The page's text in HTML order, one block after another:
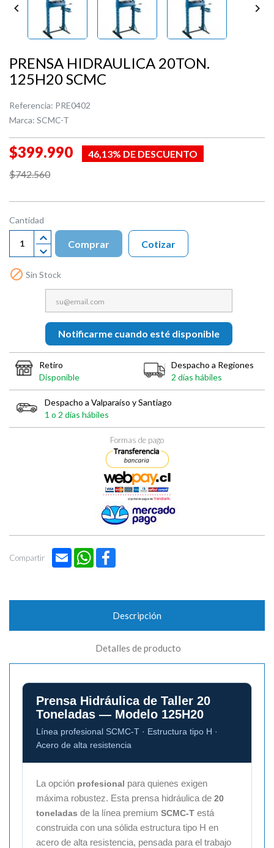
 
PRENSA HIDRAULICA 20TON.
125H20 SCMC
Referencia: PRE0402
Marca: SCMC-T
$399.990
46,13% DE DESCUENTO
$742.560
Cantidad
Comprar
 Sin Stock
Notificarme cuando esté disponible
Cotizar
Retiro
Disponible
Despacho a Regiones
2 días hábiles
Despacho a Valparaíso y Santiago
1 o 2 días hábiles
Formas de pago
Compartir Email WhatsApp
Descripción
Detalles de producto
Prensa Hidráulica de Taller 20
Toneladas — Modelo 125H20
Línea profesional SCMC-T · Estructura tipo H ·
Acero de alta resistencia
La opción profesional para quienes exigen
máxima robustez. Esta prensa hidráulica de 20
toneladas de la línea premium SCMC-T está
construida con una sólida estructura tipo H en
acero de alta resistencia, pensada para el trabajo